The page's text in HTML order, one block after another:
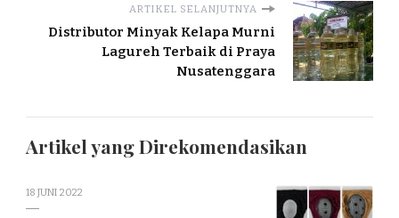
ARTIKEL SELANJUTNYA
Distributor Minyak Kelapa Murni
Lagureh Terbaik di Praya
Nusatenggara
Artikel yang Direkomendasikan
18 JUNI 2022